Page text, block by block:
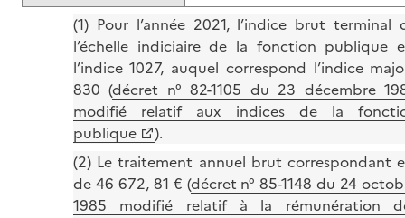
(1) Pour l’année 2021, l’indice brut terminal
l’échelle indiciaire de la fonction publique
l’indice 1027, auquel correspond l’indice
830 (décret n° 82-1105 du 23 décembre
modifié relatif aux indices de la
publique
).
(2) Le traitement annuel brut correspondant
de 46 672, 81 € (décret n° 85-1148 du 24
1985 modifié relatif à la rémunération